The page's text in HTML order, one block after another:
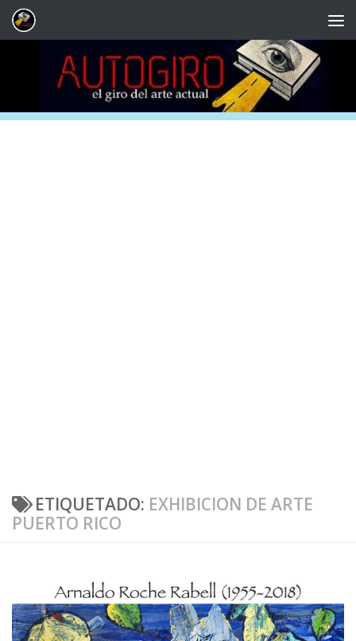
Saltar al contenido
ETIQUETADO: EXHIBICION DE ARTE
PUERTO RICO